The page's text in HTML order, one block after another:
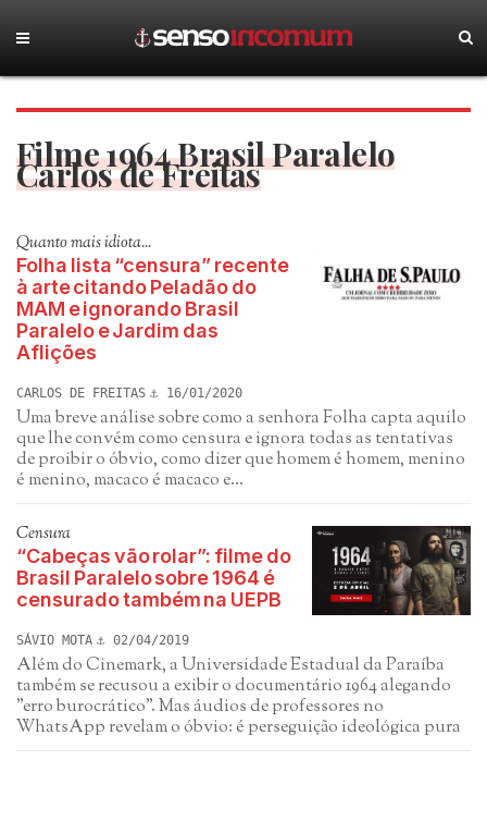
Filme 1964 Brasil Paralelo
Carlos de Freitas
Quanto mais idiota...
Folha lista “censura” recente
à arte citando Peladão do
MAM e ignorando Brasil
Paralelo e Jardim das
Aflições
CARLOS DE FREITAS 16/01/2020
Uma breve análise sobre como a senhora Folha capta aquilo
que lhe convém como censura e ignora todas as tentativas
de proibir o óbvio, como dizer que homem é homem, menino
é menino, macaco é macaco e...
Censura
“Cabeças vão rolar”: filme do
Brasil Paralelo sobre 1964 é
censurado também na UEPB
SÁVIO MOTA 02/04/2019
Além do Cinemark, a Universidade Estadual da Paraíba
também se recusou a exibir o documentário 1964 alegando
"erro burocrático". Mas áudios de professores no
WhatsApp revelam o óbvio: é perseguição ideológica pura